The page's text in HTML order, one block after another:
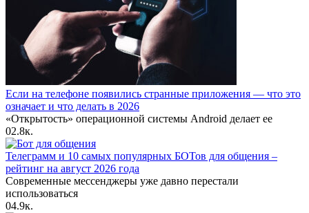
Если на телефоне появились странные приложения — что это
означает и что делать в 2026
«Открытость» операционной системы Android делает ее
02.8к.
Телеграмм и 10 самых популярных БОТов для общения –
рейтинг на август 2026 года
Современные мессенджеры уже давно перестали
использоваться
04.9к.